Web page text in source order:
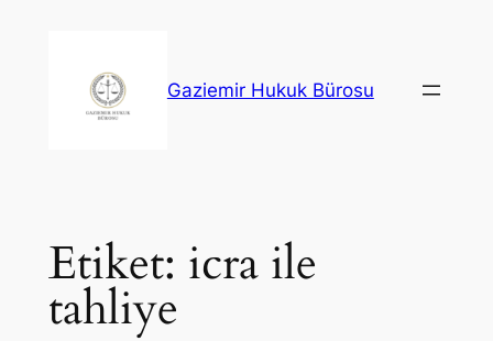
Gaziemir Hukuk Bürosu
Etiket: icra ile
tahliye